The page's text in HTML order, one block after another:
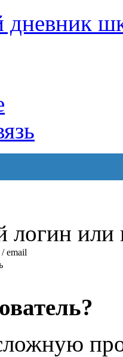
дневник
логин или
email